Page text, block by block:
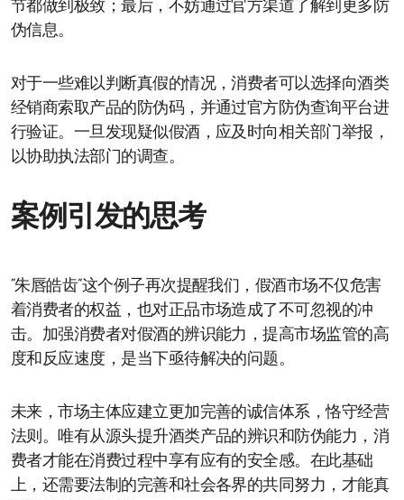
节都做到极致；最后，不妨通过官方渠道了解到更多防
伪信息。
对于一些难以判断真假的情况，消费者可以选择向酒类
经销商索取产品的防伪码，并通过官方防伪查询平台进
行验证。一旦发现疑似假酒，应及时向相关部门举报，
以协助执法部门的调查。
案例引发的思考
“朱唇皓齿”这个例子再次提醒我们，假酒市场不仅危害
着消费者的权益，也对正品市场造成了不可忽视的冲
击。加强消费者对假酒的辨识能力，提高市场监管的高
度和反应速度，是当下亟待解决的问题。
未来，市场主体应建立更加完善的诚信体系，恪守经营
法则。唯有从源头提升酒类产品的辨识和防伪能力，消
费者才能在消费过程中享有应有的安全感。在此基础
上，还需要法制的完善和社会各界的共同努力，才能真